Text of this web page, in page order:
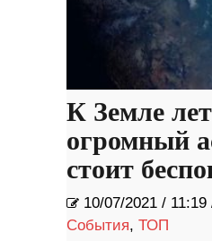
К Земле
огромный
стоит
10/07/2021 / 11:19
События, ТОП